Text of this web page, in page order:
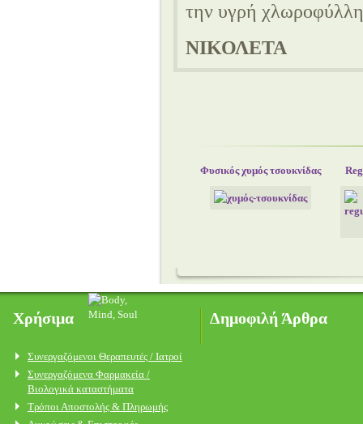
την υγρή
ΝΙΚΟΛΕΤΑ
Φυσικός χυμός τσουκνίδας
Χρήσιμα
Συνεργαζόμενοι Θεραπευτές / Ιατροί
Συνεργαζόμενα Φαρμακεία /
Βιολογικά καταστήματα
Τρόποι Αποστολής & Πληρωμής
Δημοφιλή Άρθρα